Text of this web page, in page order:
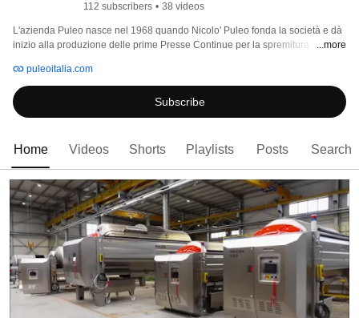
112 subscribers • 38 videos
L'azienda Puleo nasce nel 1968 quando Nicolo' Puleo fonda la società e dà
inizio alla produzione delle prime Presse Continue per la spremitura
...more
puleoitalia.com
Subscribe
Home Videos Shorts Playlists Posts Search